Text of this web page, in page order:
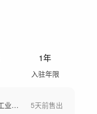
1年
入驻年限
纤维纺织新材料纺织纺纱现代工业车间工厂 5天前售出